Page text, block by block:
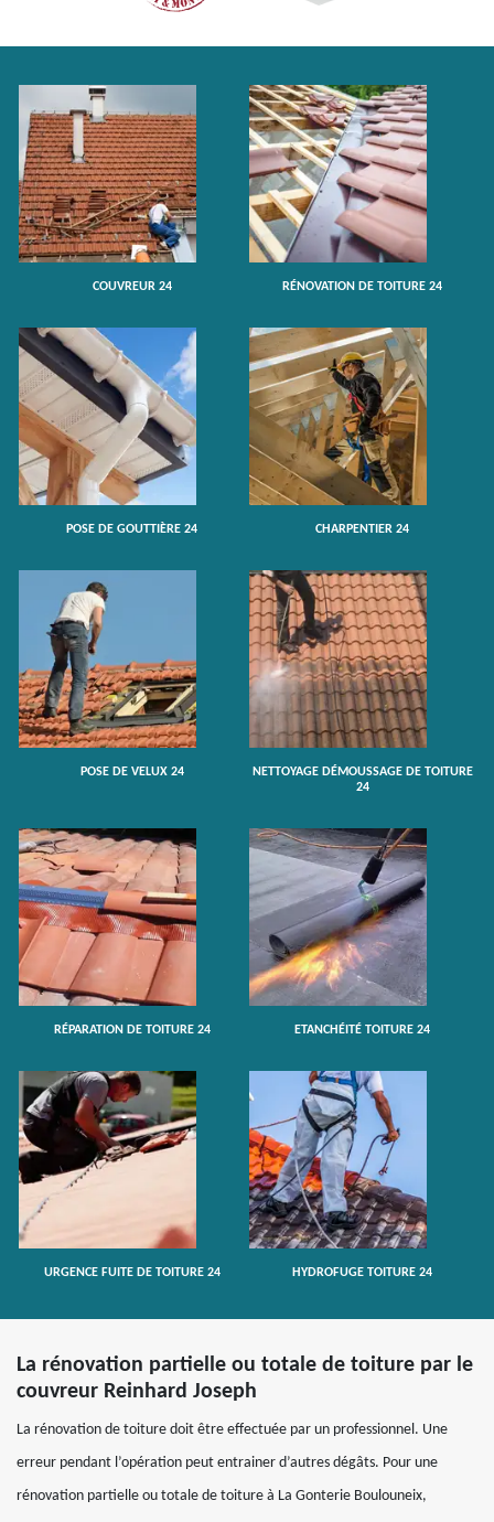
COUVREUR 24 RÉNOVATION DE TOITURE 24
POSE DE GOUTTIÈRE 24 CHARPENTIER 24
POSE DE VELUX 24
NETTOYAGE DÉMOUSSAGE DE TOITURE
24
RÉPARATION DE TOITURE 24 ETANCHÉITÉ TOITURE 24
URGENCE FUITE DE TOITURE 24 HYDROFUGE TOITURE 24
La rénovation partielle ou totale de toiture par le
couvreur Reinhard Joseph
La rénovation de toiture doit être effectuée par un professionnel. Une
erreur pendant l’opération peut entrainer d’autres dégâts. Pour une
rénovation partielle ou totale de toiture à La Gonterie Boulouneix,